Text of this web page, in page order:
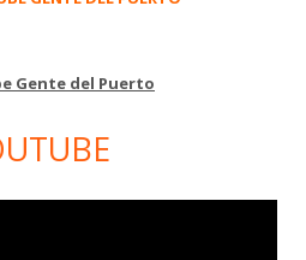
Gente del Puerto